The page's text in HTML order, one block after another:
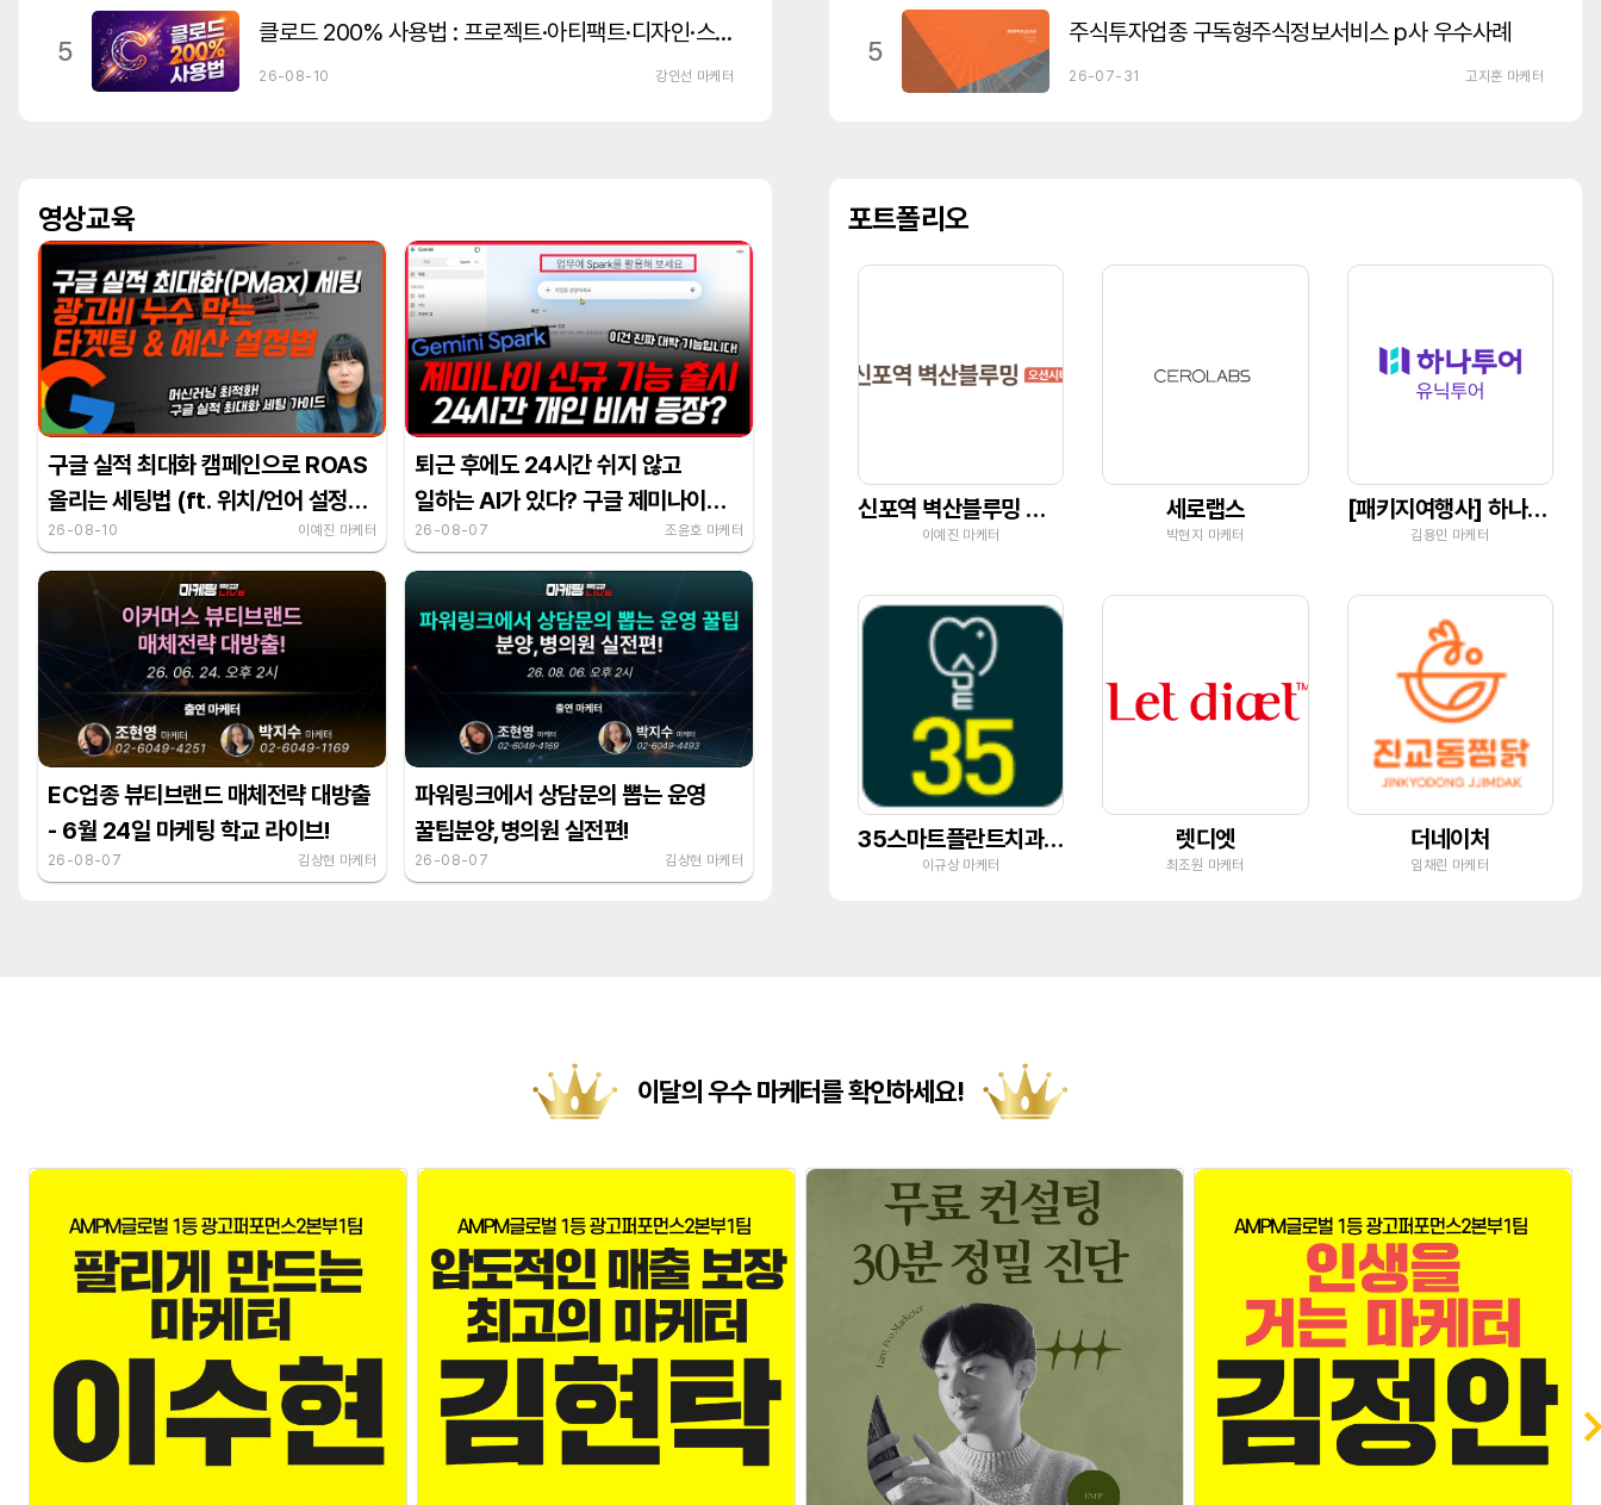
5
클로드 200% 사용법 : 프로젝트·아티팩트·디자인·스킬·MCP로 업무 생산성 끌어올리기
26-08-10 강인선 마케터
5
주식투자업종 구독형주식정보서비스 p사 우수사례
26-07-31 고지훈 마케터
영상교육
구글 실적 최대화 캠페인으로 ROAS
올리는 세팅법 (ft. 위치/언어 설정
필수 체크)
26-08-10 이예진 마케터
퇴근 후에도 24시간 쉬지 않고
일하는 AI가 있다? 구글 제미나이
스파크 활용법
26-08-07 조윤호 마케터
EC업종 뷰티브랜드 매체전략 대방출
- 6월 24일 마케팅 학교 라이브!
26-08-07 김상현 마케터
파워링크에서 상담문의 뽑는 운영
꿀팁분양,병의원 실전편!
26-08-07 김상현 마케터
포트폴리오
신포역 벽산블루밍 오션시티
이예진 마케터
세로랩스
박현지 마케터
[패키지여행사] 하나투어 유닉투어
김용민 마케터
35스마트플란트치과의원
이규상 마케터
렛디엣
최조원 마케터
더네이처
임채린 마케터
이달의 우수 마케터를 확인하세요!